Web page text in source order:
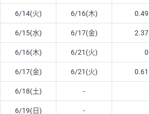
6/14(火) 6/16(木) 0.49
6/15(水) 6/17(金) 2.37
6/16(木) 6/21(火) 0
6/17(金) 6/21(火) 0.61
6/18(土) -
6/19(日) -